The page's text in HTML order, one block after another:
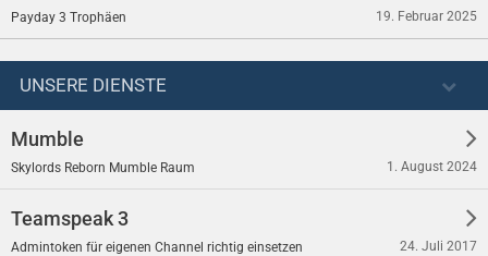
Payday 3 Trophäen 19. Februar 2025
UNSERE DIENSTE
Mumble
Skylords Reborn Mumble Raum 1. August 2024
Teamspeak 3
Admintoken für eigenen Channel richtig einsetzen 24. Juli 2017